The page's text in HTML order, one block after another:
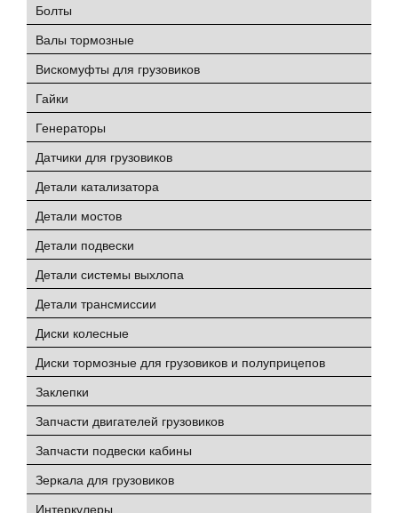
Болты
Валы тормозные
Вискомуфты для грузовиков
Гайки
Генераторы
Датчики для грузовиков
Детали катализатора
Детали мостов
Детали подвески
Детали системы выхлопа
Детали трансмиссии
Диски колесные
Диски тормозные для грузовиков и полуприцепов
Заклепки
Запчасти двигателей грузовиков
Запчасти подвески кабины
Зеркала для грузовиков
Интеркулеры